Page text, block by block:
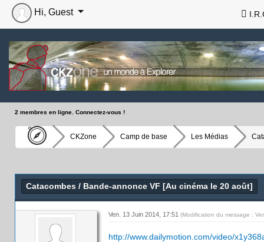
Hi, Guest
2 membres en ligne. Connectez-vous !
CKZone Camp de base Les Médias
Catacombes / Bande-annonce VF [Au cinéma le 20 août]
Ven. 13 Juin 2014, 17:51 (Modification du message :
http://www.dailymotion.com/video/